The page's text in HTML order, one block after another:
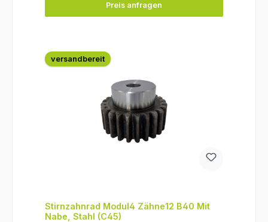
Preis anfragen
versandbereit
Stirnzahnrad Modul4 Zähne12 B40 Mit
Nabe, Stahl (C45)